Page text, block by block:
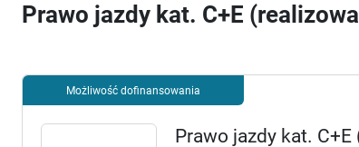
Prawo jazdy kat. C+E
Możliwość dofinansowania
Prawo jazdy kat.